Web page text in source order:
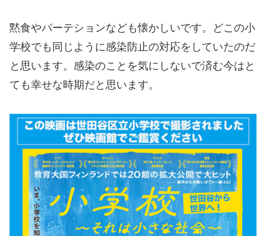
黙食やパーテションなども懐かしいです。どこの小
学校でも同じように感染防止の対応をしていたのだ
と思います。感染のことを気にしないで済む今はと
ても幸せな時期だと思います。